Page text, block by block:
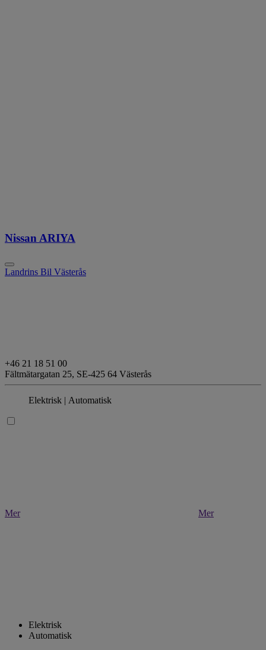
Nissan ARIYA
Landrins Bil Västerås
+46 21 18 51 00
Fältmätargatan 25, SE-425 64 Västerås
Elektrisk | Automatisk
Mer Mer
Elektrisk
Automatisk